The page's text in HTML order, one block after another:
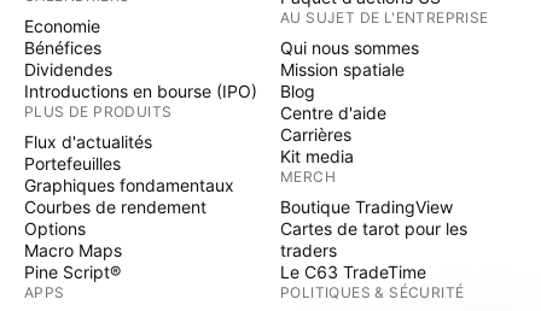
Economie
Bénéfices
Dividendes
Introductions en bourse (IPO)
PLUS DE PRODUITS
Flux d'actualités
Portefeuilles
Graphiques fondamentaux
Courbes de rendement
Options
Macro Maps
Pine Script®
APPS
AU SUJET DE L'ENTREPRISE
Qui nous sommes
Mission spatiale
Blog
Centre d'aide
Carrières
Kit media
MERCH
Boutique TradingView
Cartes de tarot pour les
traders
Le C63 TradeTime
POLITIQUES & SÉCURITÉ